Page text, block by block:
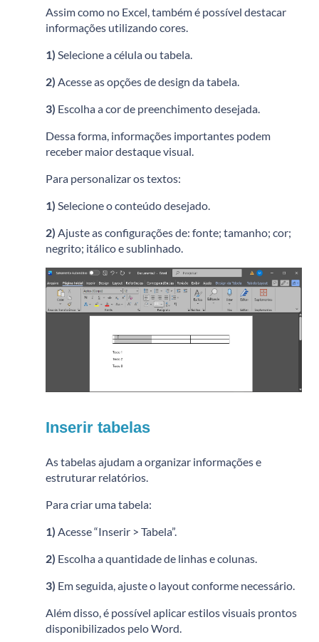
Assim como no Excel, também é possível destacar
informações utilizando cores.
1) Selecione a célula ou tabela.
2) Acesse as opções de design da tabela.
3) Escolha a cor de preenchimento desejada.
Dessa forma, informações importantes podem
receber maior destaque visual.
Para personalizar os textos:
1) Selecione o conteúdo desejado.
2) Ajuste as configurações de: fonte; tamanho; cor;
negrito; itálico e sublinhado.
Inserir tabelas
As tabelas ajudam a organizar informações e
estruturar relatórios.
Para criar uma tabela:
1) Acesse “Inserir > Tabela”.
2) Escolha a quantidade de linhas e colunas.
3) Em seguida, ajuste o layout conforme necessário.
Além disso, é possível aplicar estilos visuais prontos
disponibilizados pelo Word.